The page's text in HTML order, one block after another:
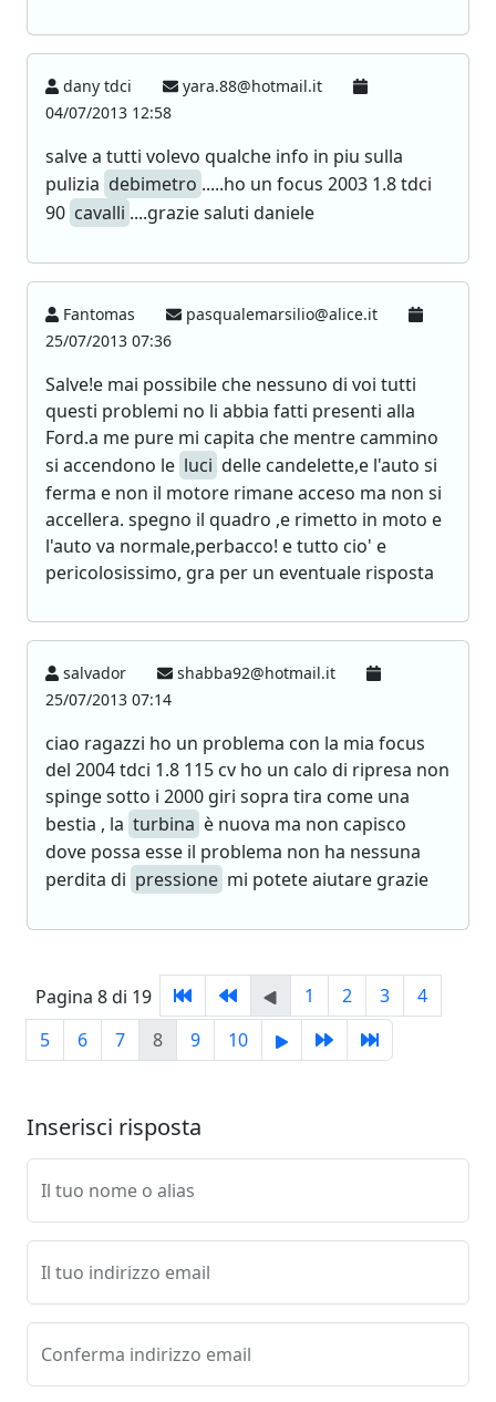
dany tdci
yara.88@hotmail.it
04/07/2013 12:58
salve a tutti volevo qualche info in piu sulla
pulizia debimetro .....ho un focus 2003 1.8 tdci
90 cavalli ....grazie saluti daniele
Fantomas
pasqualemarsilio@alice.it
25/07/2013 07:36
Salve!e mai possibile che nessuno di voi tutti
questi problemi no li abbia fatti presenti alla
Ford.a me pure mi capita che mentre cammino
si accendono le luci delle candelette,e l'auto si
ferma e non il motore rimane acceso ma non si
accellera. spegno il quadro ,e rimetto in moto e
l'auto va normale,perbacco! e tutto cio' e
pericolosissimo, gra per un eventuale risposta
salvador
shabba92@hotmail.it
25/07/2013 07:14
ciao ragazzi ho un problema con la mia focus
del 2004 tdci 1.8 115 cv ho un calo di ripresa non
spinge sotto i 2000 giri sopra tira come una
bestia , la turbina è nuova ma non capisco
dove possa esse il problema non ha nessuna
perdita di pressione mi potete aiutare grazie
Pagina 8 di 19 1 2 3
4
5
6 7 8 9 10
Inserisci risposta
Il tuo nome o alias
Il tuo indirizzo email
Conferma indirizzo email